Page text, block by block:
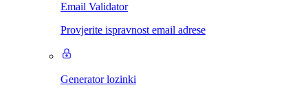
Email Validator
Provjerite ispravnost email adrese
Generator lozinki